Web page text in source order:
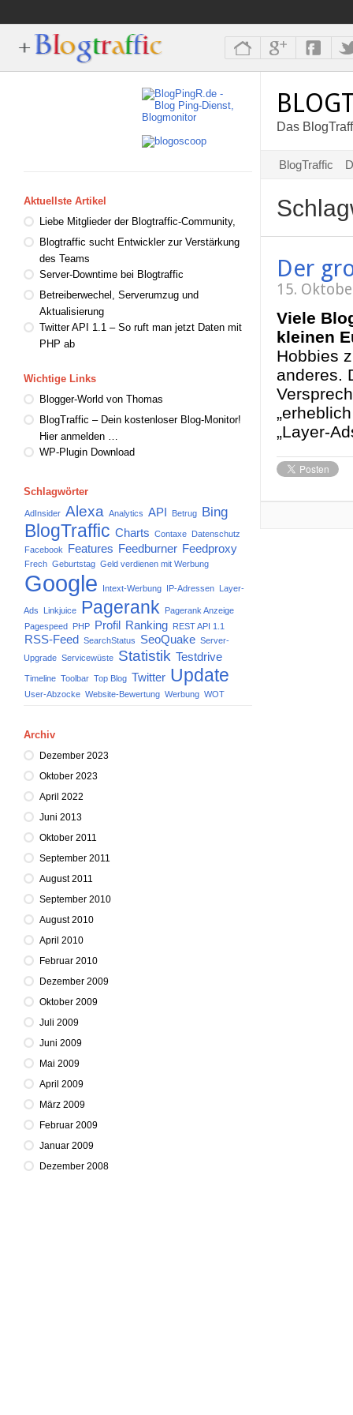
Aktuellste Artikel
Liebe Mitglieder der Blogtraffic-Community,
Blogtraffic sucht Entwickler zur Verstärkung
des Teams
Server-Downtime bei Blogtraffic
Betreiberwechel, Serverumzug und
Aktualisierung
Twitter API 1.1 – So ruft man jetzt Daten mit
PHP ab
Wichtige Links
Blogger-World von Thomas
BlogTraffic – Dein kostenloser Blog-Monitor!
Hier anmelden …
WP-Plugin Download
Schlagwörter
AdInsider Alexa Analytics API Betrug Bing
BlogTraffic Charts Contaxe Datenschutz
Facebook
Features Feedburner Feedproxy
Frech Geburtstag Geld verdienen mit Werbung
Google Intext-Werbung IP-Adressen Layer-
Ads Linkjuice Pagerank
Pagerank Anzeige
Pagespeed PHP Profil Ranking REST API 1.1
RSS-Feed SearchStatus SeoQuake Server-
Upgrade Servicewüste Statistik Testdrive
Timeline Toolbar Top Blog Twitter Update
User-Abzocke Website-Bewertung Werbung WOT
Archiv
Dezember 2023
Oktober 2023
April 2022
Juni 2013
Oktober 2011
September 2011
August 2011
September 2010
August 2010
April 2010
Februar 2010
Dezember 2009
Oktober 2009
Juli 2009
Juni 2009
Mai 2009
April 2009
März 2009
Februar 2009
Januar 2009
Dezember 2008
Das
BlogTraffic
Der
15.
Viele
kleinen
Hobbies
anderes.
„Layer-